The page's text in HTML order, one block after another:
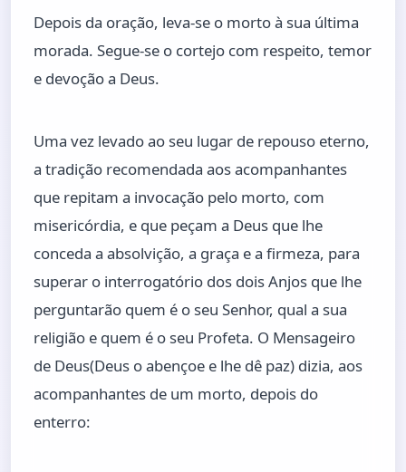
Depois da oração, leva-se o morto à sua última
morada. Segue-se o cortejo com respeito, temor
e devoção a Deus.
Uma vez levado ao seu lugar de repouso eterno,
a tradição recomendada aos acompanhantes
que repitam a invocação pelo morto, com
misericórdia, e que peçam a Deus que lhe
conceda a absolvição, a graça e a firmeza, para
superar o interrogatório dos dois Anjos que lhe
perguntarão quem é o seu Senhor, qual a sua
religião e quem é o seu Profeta. O Mensageiro
de Deus(Deus o abençoe e lhe dê paz) dizia, aos
acompanhantes de um morto, depois do
enterro: